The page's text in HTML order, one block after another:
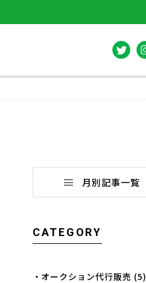
月別記事一覧
CATEGORY
オークション代行販売 (5)